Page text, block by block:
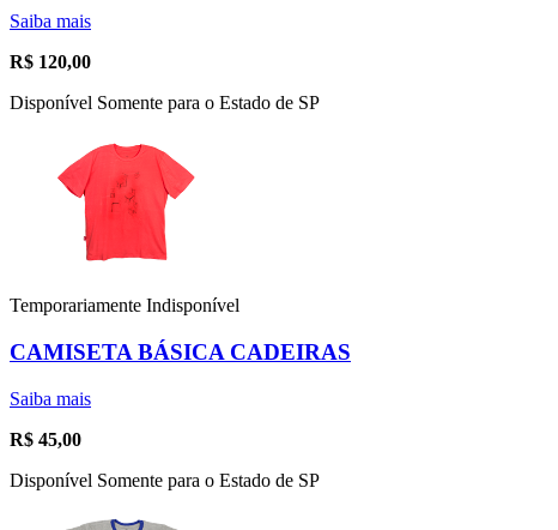
Saiba mais
R$ 120,00
Disponível Somente para o Estado de SP
Temporariamente Indisponível
CAMISETA BÁSICA CADEIRAS
Saiba mais
R$ 45,00
Disponível Somente para o Estado de SP